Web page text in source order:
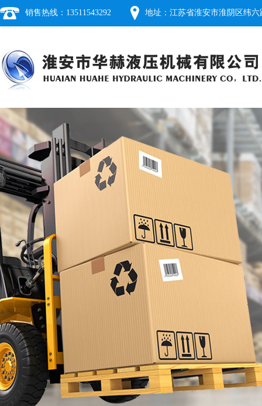
销售热线：13511543292 地址：江苏省淮安市淮阴区纬六